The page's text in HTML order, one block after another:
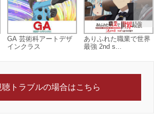
GA 芸術科アートデザ
インクラス
ありふれた職業で世界
最強 2nd s...
聴トラブルの場合はこちら